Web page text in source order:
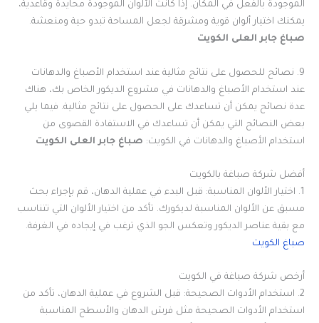
الموجودة بالفعل في المكان. إذا كانت الألوان الموجودة محايدة وقاعدية،
يمكنك اختيار ألوان قوية ومشرقة لجعل المساحة تبدو حية ومنعشة.
صباغ جابر العلى الكويت
9. نصائح للحصول على نتائج مثالية عند استخدام الأصباغ والدهانات
عند استخدام الأصباغ والدهانات في مشروع الديكور الخاص بك، هناك
عدة نصائح يمكن أن تساعدك على الحصول على نتائج مثالية. فيما يلي
بعض النصائح التي يمكن أن تساعدك في الاستفادة القصوى من
استخدام الأصباغ والدهانات في الكويت: صباغ جابر العلى الكويت
أفضل شركة صباغة بالكويت
1. اختيار الألوان المناسبة: قبل البدء في عملية الدهان، قم بإجراء بحث
مسبق عن الألوان المناسبة لديكورك. تأكد من اختيار الألوان التي تتناسب
مع بقية عناصر الديكور وتعكس الجو الذي ترغب في إيجاده في الغرفة.
صباغ الكويت
أرخص شركة صباغة في الكويت
2. استخدام الأدوات الصحيحة: قبل الشروع في عملية الدهان، تأكد من
استخدام الأدوات الصحيحة مثل فرش الدهان والأسطح المناسبة